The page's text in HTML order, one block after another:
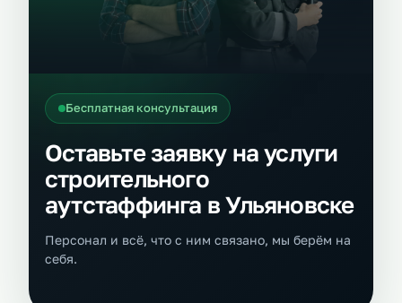
Бесплатная консультация
Оставьте заявку на услуги
строительного
аутстаффинга в Ульяновске
Персонал и всё, что с ним связано, мы берём на
себя.